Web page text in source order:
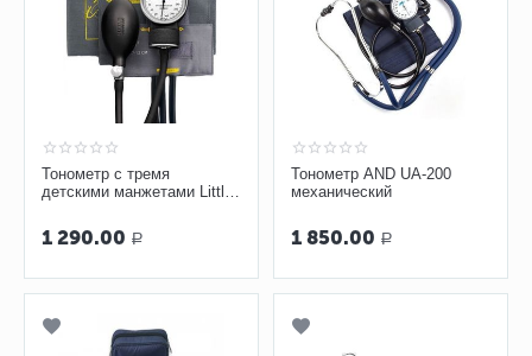
Тонометр с тремя
детскими манжетами Little
1 290.00 Р
Тонометр AND UA-200
механический
1 850.00 Р